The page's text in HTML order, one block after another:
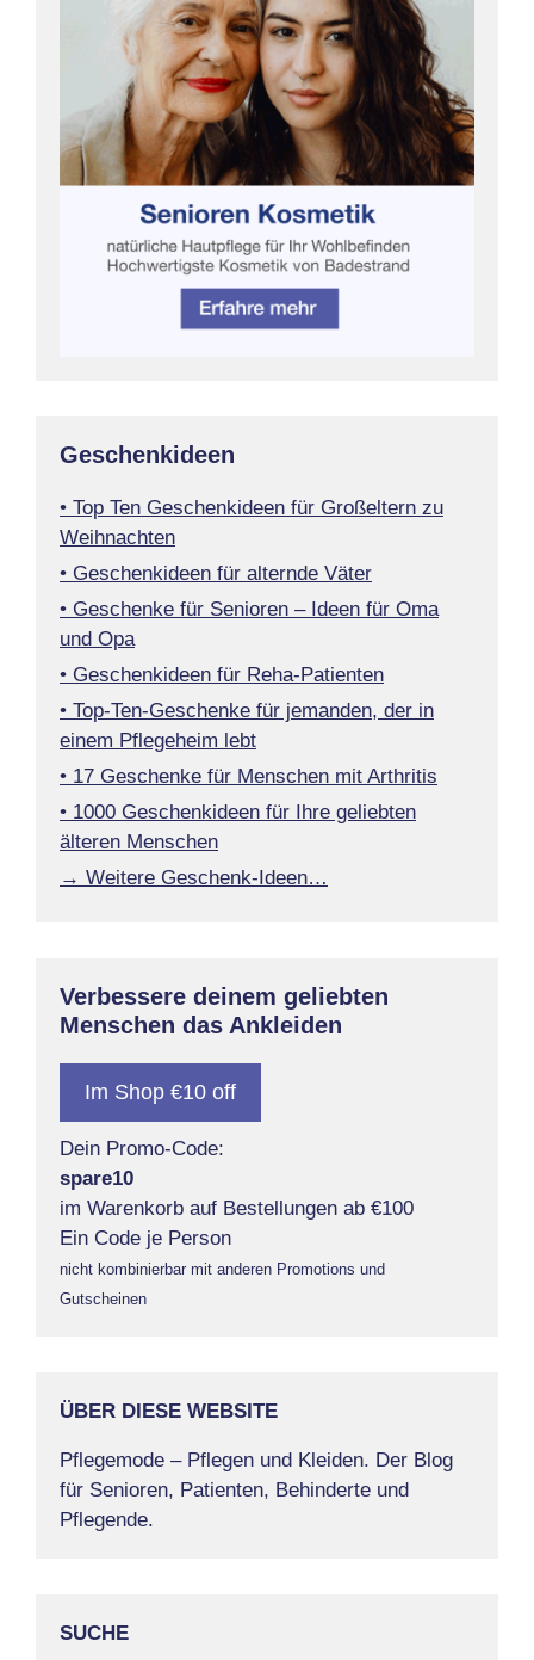
Geschenkideen
• Top Ten Geschenkideen für Großeltern zu
Weihnachten
• Geschenkideen für alternde Väter
• Geschenke für Senioren – Ideen für Oma
und Opa
• Geschenkideen für Reha-Patienten
• Top-Ten-Geschenke für jemanden, der in
einem Pflegeheim lebt
• 17 Geschenke für Menschen mit Arthritis
• 1000 Geschenkideen für Ihre geliebten
älteren Menschen
→ Weitere Geschenk-Ideen…
Verbessere deinem geliebten
Menschen das Ankleiden
Im Shop €10 off
Dein Promo-Code:
spare10
im Warenkorb auf Bestellungen ab €100
Ein Code je Person
nicht kombinierbar mit anderen Promotions und
Gutscheinen
ÜBER DIESE WEBSITE
Pflegemode – Pflegen und Kleiden. Der Blog
für Senioren, Patienten, Behinderte und
Pflegende.
SUCHE